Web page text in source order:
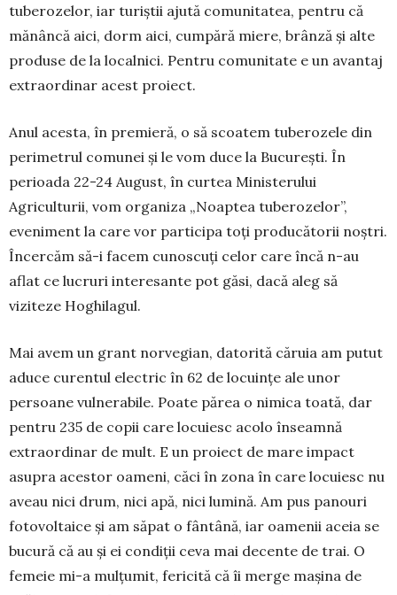
tuberozelor, iar turiștii ajută comunitatea, pentru că
mănâncă aici, dorm aici, cumpără mie­­re, brânză și alte
produse de la localnici. Pentru comunitate e un avantaj
extraordinar acest proiect.
Anul acesta, în premieră, o să scoatem tuberozele din
perimetrul comunei și le vom duce la București. În
perioada 22-24 August, în curtea Ministerului
Agriculturii, vom organiza „Noaptea tuberozelor”,
eveniment la care vor participa toți producătorii noștri.
Încercăm să-i facem cunoscuți celor care încă n-au
aflat ce lucruri interesante pot găsi, dacă aleg să
viziteze Hoghilagul.
Mai avem un grant norvegian, datorită căruia am putut
aduce curentul electric în 62 de locuințe ale unor
persoane vulnerabile. Poate părea o nimica toată, dar
pentru 235 de copii care locuiesc acolo înseamnă
extraordinar de mult. E un proiect de mare impact
asupra acestor oameni, căci în zona în care locuiesc nu
aveau nici drum, nici apă, nici lumină. Am pus panouri
fotovoltaice și am săpat o fântână, iar oamenii aceia se
bucură că au și ei condiții ceva mai decente de trai. O
femeie mi-a mulțumit, fericită că îi merge mașina de